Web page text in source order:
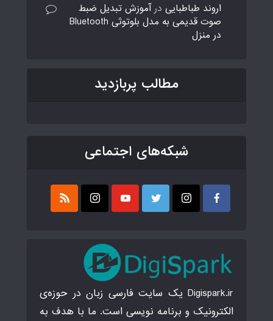
اروند طباطبایی درآموزش تبدیل ضبط
صوت قدیمی به مدل بلوتوثی Bluetooth
در منزل
مطالب پربازدید
شبکه‌های اجتماعی
Digispark.ir یک سایت فارسی زبان در حوزه‌ی
الکترونیک و برنامه نویسی است. ما با هدف به